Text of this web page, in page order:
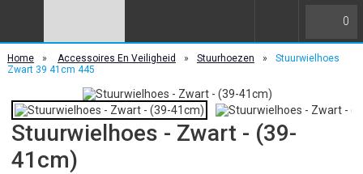
0
Home » Accessoires En Veiligheid » Stuurhoezen »
Stuurwielhoes
Zwart 39 41cm 445
Stuurwielhoes - Zwart - (39-
41cm)